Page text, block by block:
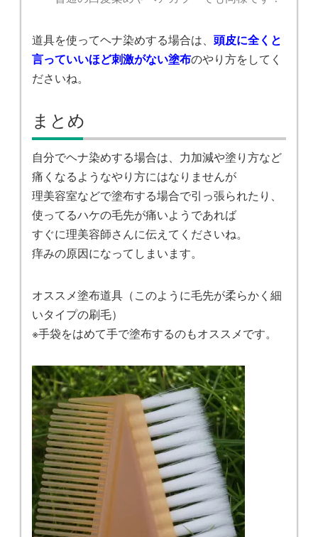
道具を使ってヘナ染めする場合は、 頭皮に全くと
言っていいほど刺激がない塗布のやり方をしてく
ださいね。
まとめ
自分でヘナ染めする場合は、力加減や塗り方など
痛くなるようなやり方にはなりませんが
理美容室などで塗布する場合で引っ張られたり、
使ってるハケの毛先が痛いようであれば
すぐに理美容師さんに伝えてくださいね。
痒みの原因になってしまいます。
オススメ塗布道具（このように毛先が柔らかく細
いタイプの刷毛）
※手袋をはめて手で塗布するのもオススメです。